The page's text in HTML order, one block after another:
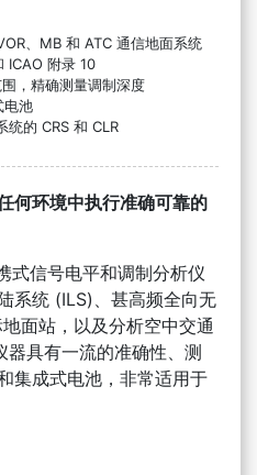
、MB 和 ATC 通信地面系统
ICAO 附录 10
，精确测量调制深度
电池
统的 CRS 和 CLR
何环境中执行准确可靠的
式信号电平和调制分析仪
系统 (ILS)、甚高频全向无
面站，以及分析空中交通
具有一流的准确性、测
集成式电池，非常适用于